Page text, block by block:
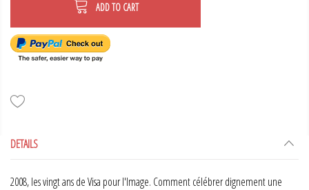
ADD TO CART
DETAILS
2008, les vingt ans de Visa pour l'Image. Comment célébrer dignement une